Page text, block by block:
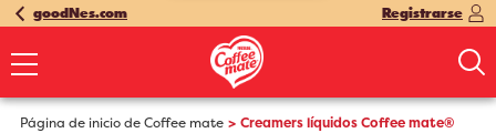
goodNes.com Registrarse
Página de inicio de Coffee mate Creamers líquidos Coffee mate®